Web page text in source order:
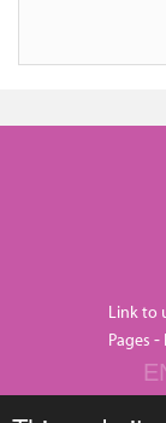
Link to
Pages -